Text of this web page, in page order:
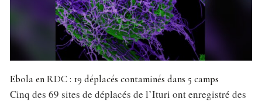
Ebola en RDC : 19 déplacés contaminés dans 5 camps
Cinq des 69 sites de déplacés de l’Ituri ont enregistré des